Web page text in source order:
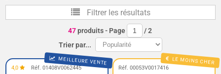
Filtrer les résultats
47produits- Page /2
Trier par...
MEILLEURE VENTE
4,0 Réf. 01408V0062445
LE MOINS CHER
Réf. 00053V0017416